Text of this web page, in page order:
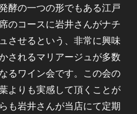
酵の一つの形でもある江戸
のコースに岩井さんがナチ
させるという、非常に興味
されるマリアージュが多数
るワイン会です。この会の
よりも実感して頂くことが
も岩井さんが当店にて定期